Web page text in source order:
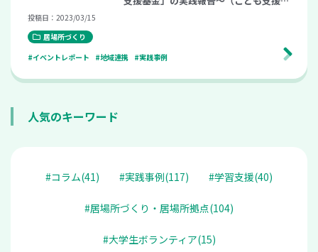
投稿日：2023/03/15
居場所づくり
#イベントレポート
#地域連携 #実践事例
人気のキーワード
#コラム(41) #実践事例(117) #学習支援(40)
#居場所づくり・居場所拠点(104)
#大学生ボランティア(15)